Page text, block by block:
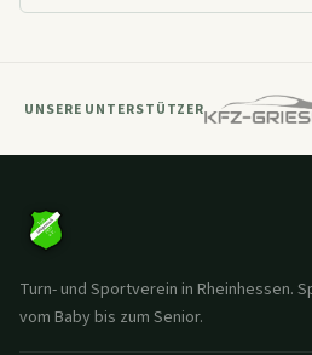
UNSERE UNTERSTÜTZER
Turn- und Sportverein in Rheinhessen.
vom Baby bis zum Senior.